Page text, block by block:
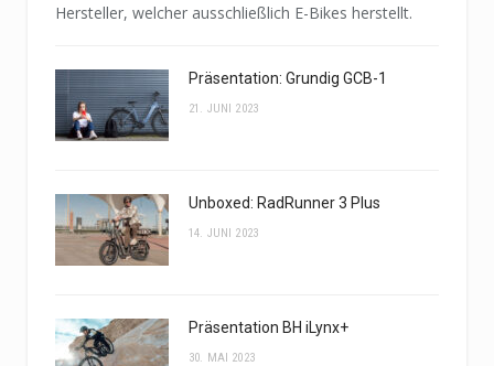
Hersteller, welcher ausschließlich E-Bikes herstellt.
Präsentation: Grundig GCB-1
21. JUNI 2023
Unboxed: RadRunner 3 Plus
14. JUNI 2023
Präsentation BH iLynx+
30. MAI 2023